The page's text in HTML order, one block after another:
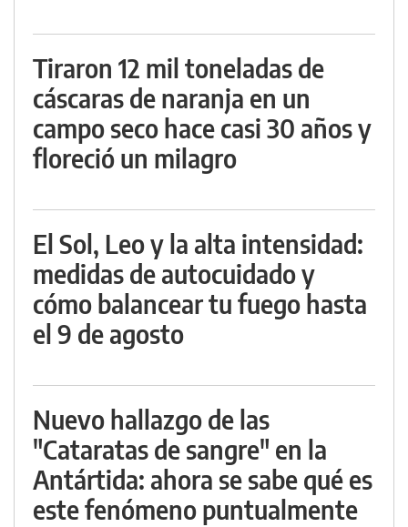
Tiraron 12 mil toneladas de
cáscaras de naranja en un
campo seco hace casi 30 años y
floreció un milagro
El Sol, Leo y la alta intensidad:
medidas de autocuidado y
cómo balancear tu fuego hasta
el 9 de agosto
Nuevo hallazgo de las
"Cataratas de sangre" en la
Antártida: ahora se sabe qué es
este fenómeno puntualmente